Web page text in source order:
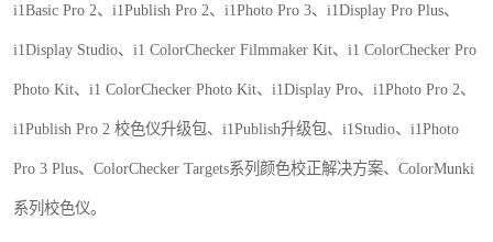
i1Basic Pro 2、i1Publish Pro 2、i1Photo Pro 3、i1Display Pro Plus、
i1Display Studio、i1 ColorChecker Filmmaker Kit、i1 ColorChecker Pro
Photo Kit、i1 ColorChecker Photo Kit、i1Display Pro、i1Photo Pro 2、
i1Publish Pro 2 校色仪升级包、i1Publish升级包、i1Studio、i1Photo
Pro 3 Plus、ColorChecker Targets系列颜色校正解决方案、ColorMunki
系列校色仪。